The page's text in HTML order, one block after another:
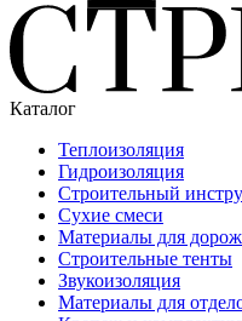
Каталог
Теплоизоляция
Гидроизоляция
Строительный
Сухие смеси
Материалы для
Строительные тенты
Звукоизоляция
Материалы для